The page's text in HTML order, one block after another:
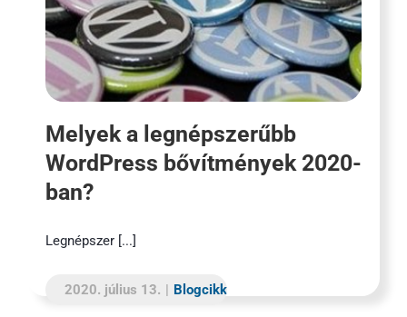
Melyek a legnépszerűbb
WordPress bővítmények 2020-
ban?
Legnépszer [...]
2020. július 13. Blogcikk